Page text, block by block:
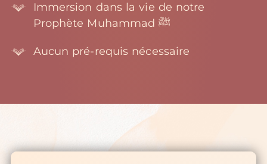
Immersion dans la vie de notre
Prophète Muhammad ﷺ
Aucun pré-requis nécessaire